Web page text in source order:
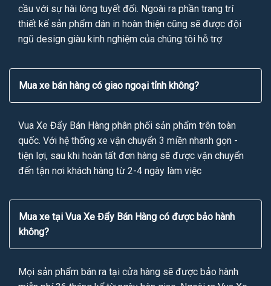
cầu với sự hài lòng tuyết đối. Ngoài ra phần trang trí
thiết kế sản phẩm dán in hoàn thiện cũng sẽ được đội
ngũ design giàu kinh nghiệm của chúng tôi hỗ trợ
Mua xe bán hàng có giao ngoại tỉnh không?
Vua Xe Đẩy Bán Hàng phân phối sản phẩm trên toàn
quốc. Với hệ thống xe vận chuyển 3 miền nhanh gọn -
tiện lợi, sau khi hoàn tất đơn hàng sẽ được vận chuyển
đến tận nơi khách hàng từ 2-4 ngày làm việc
Mua xe tại Vua Xe Đẩy Bán Hàng có được bảo hành
không?
Mọi sản phẩm bán ra tại cửa hàng sẽ được bảo hành